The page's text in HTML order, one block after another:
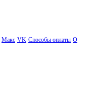
Макс VK Способы оплаты О